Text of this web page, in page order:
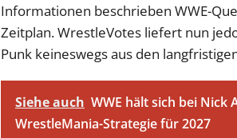
Informationen beschrieben WWE-
Zeitplan. WrestleVotes liefert nun
Punk keineswegs aus den
Siehe auch WWE hält sich bei Nick
WrestleMania-Strategie für 2027